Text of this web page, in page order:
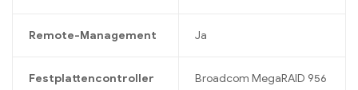
Remote-Management Ja
Festplattencontroller
Broadcom MegaRAID 956